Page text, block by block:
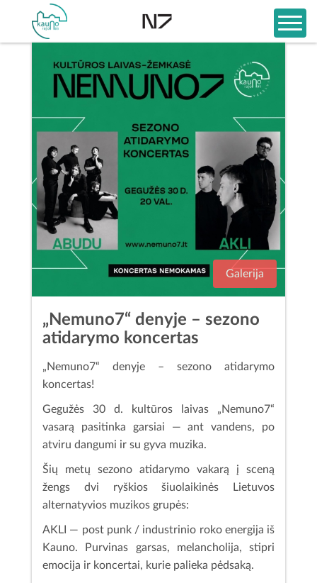
Galerija
„Nemuno7“ denyje – sezono
atidarymo koncertas
„Nemuno7“ denyje – sezono atidarymo
koncertas!
Gegužės 30 d. kultūros laivas „Nemuno7“
vasarą pasitinka garsiai — ant vandens, po
atviru dangumi ir su gyva muzika.
Šių metų sezono atidarymo vakarą į sceną
žengs dvi ryškios šiuolaikinės Lietuvos
alternatyvios muzikos grupės:
AKLI — post punk / industrinio roko energija iš
Kauno. Purvinas garsas, melancholija, stipri
emocija ir koncertai, kurie palieka pėdsaką.